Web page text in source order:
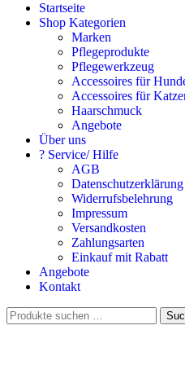
Startseite
Shop Kategorien
Marken
Pflegeprodukte
Pflegewerkzeug
Accessoires für
Accessoires für
Haarschmuck
Angebote
Über uns
? Service/ Hilfe
AGB
Datenschutzerklärung
Widerrufsbelehrung
Impressum
Versandkosten
Zahlungsarten
Einkauf mit Rabatt
Angebote
Kontakt
Suchen
nach: